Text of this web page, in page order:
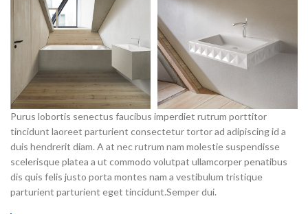
Purus lobortis senectus faucibus imperdiet rutrum porttitor
tincidunt laoreet parturient consectetur tortor ad adipiscing id a
duis hendrerit diam. A at nec rutrum nam molestie suspendisse
scelerisque platea a ut commodo volutpat ullamcorper penatibus
dis quis felis justo porta montes nam a vestibulum tristique
parturient parturient eget tincidunt.Semper dui.